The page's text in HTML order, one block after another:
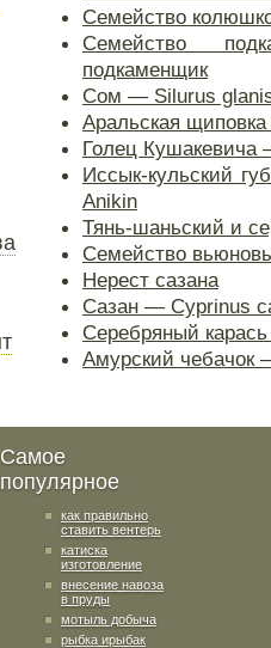
Семейство
Семейство
подкаменщик
Сом — Silurus
Аральская
Голец Кушакевича
Иссык-кульский
Anikin
Тянь-шаньский и
Семейство
Нерест сазана
Сазан — Cyprinus
Серебряный
Амурский чебачок
Самое
популярное
как правильно
ставить вентерь
катиска
изготовление
внесение навоза
в пруды
мотыль добыча
рыбка ирыбак